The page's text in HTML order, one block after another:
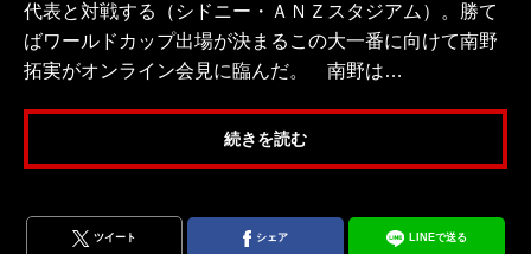
代表と対戦する（シドニー・ＡＮＺスタジアム）。勝て
ばワールドカップ出場が決まるこの大一番に向けて南野
拓実がオンライン会見に臨んだ。 南野は…
続きを読む
ツイート シェア LINEで送る